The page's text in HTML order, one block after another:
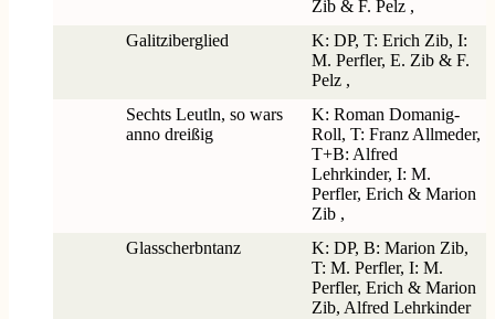
Zib & F. Pelz ,
Galitziberglied
K: DP, T: Erich Zib, I:
M. Perfler, E. Zib & F.
Pelz ,
Sechts Leutln, so wars
anno dreißig
K: Roman Domanig-
Roll, T: Franz Allmeder,
T+B: Alfred
Lehrkinder, I: M.
Perfler, Erich & Marion
Zib ,
Glasscherbntanz
K: DP, B: Marion Zib,
T: M. Perfler, I: M.
Perfler, Erich & Marion
Zib, Alfred Lehrkinder